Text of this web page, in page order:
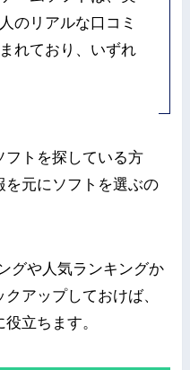
のリアルな口コミ
れており、いずれ
フトを探している方
を元にソフトを選ぶの
グや人気ランキングか
アップしておけば、
立ちます。